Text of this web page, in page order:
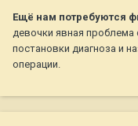
Ещё нам потребуются
девочки явная проблема
постановки диагноза и
операции.